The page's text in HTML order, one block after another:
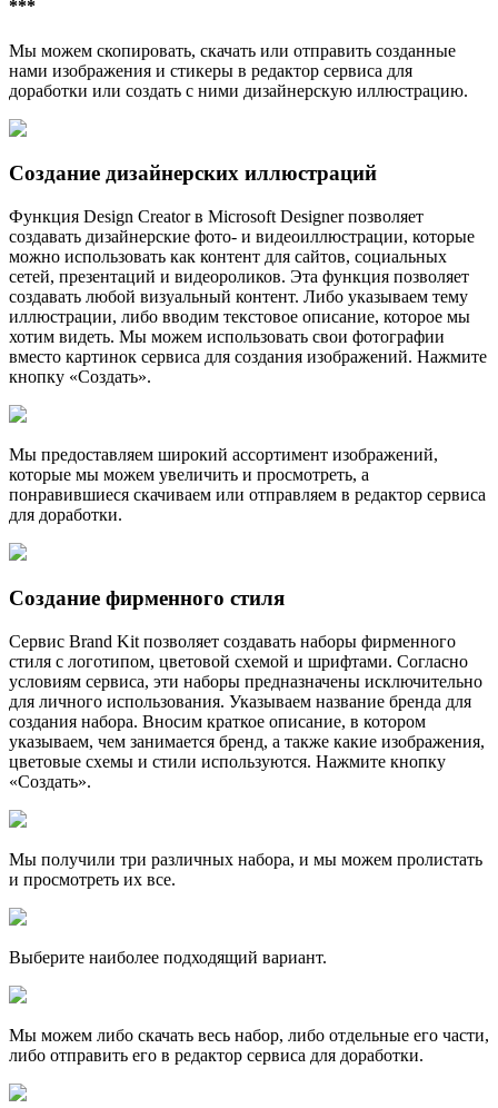
***
Мы можем скопировать, скачать или отправить созданные
нами изображения и стикеры в редактор сервиса для
доработки или создать с ними дизайнерскую иллюстрацию.
Создание дизайнерских иллюстраций
Функция Design Creator в Microsoft Designer позволяет
создавать дизайнерские фото- и видеоиллюстрации, которые
можно использовать как контент для сайтов, социальных
сетей, презентаций и видеороликов. Эта функция позволяет
создавать любой визуальный контент. Либо указываем тему
иллюстрации, либо вводим текстовое описание, которое мы
хотим видеть. Мы можем использовать свои фотографии
вместо картинок сервиса для создания изображений. Нажмите
кнопку «Создать».
Мы предоставляем широкий ассортимент изображений,
которые мы можем увеличить и просмотреть, а
понравившиеся скачиваем или отправляем в редактор сервиса
для доработки.
Создание фирменного стиля
Сервис Brand Kit позволяет создавать наборы фирменного
стиля с логотипом, цветовой схемой и шрифтами. Согласно
условиям сервиса, эти наборы предназначены исключительно
для личного использования. Указываем название бренда для
создания набора. Вносим краткое описание, в котором
указываем, чем занимается бренд, а также какие изображения,
цветовые схемы и стили используются. Нажмите кнопку
«Создать».
Мы получили три различных набора, и мы можем пролистать
и просмотреть их все.
Выберите наиболее подходящий вариант.
Мы можем либо скачать весь набор, либо отдельные его части,
либо отправить его в редактор сервиса для доработки.